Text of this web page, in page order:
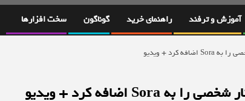
آموزش و ترفند راهنمای خرید گوناگون سخت افزارها